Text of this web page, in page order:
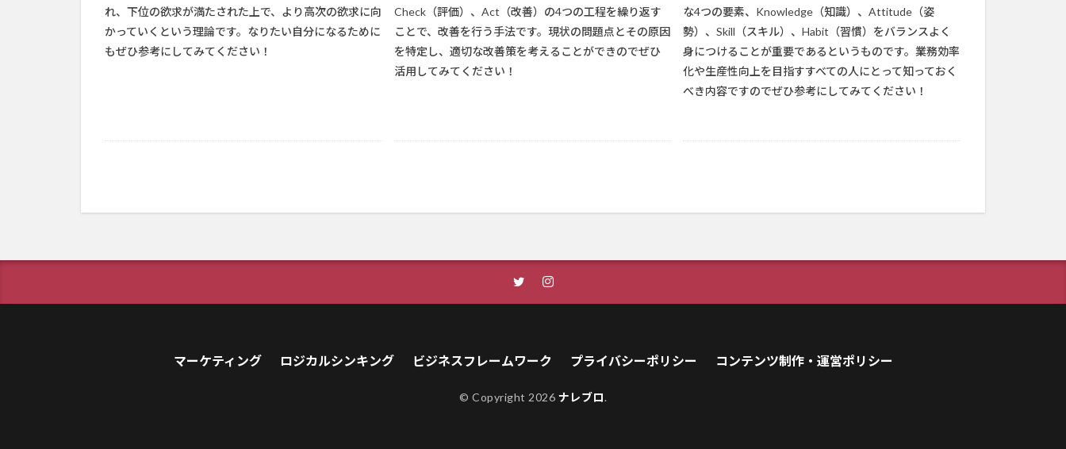
れ、下位の欲求が満たされた上で、より高次の欲求に向
かっていくという理論です。なりたい自分になるために
もぜひ参考にしてみてください！
Check（評価）、Act（改善）の4つの工程を繰り返す
ことで、改善を行う手法です。現状の問題点とその原因
を特定し、適切な改善策を考えることができのでぜひ
活用してみてください！
な4つの要素、Knowledge（知識）、Attitude（姿
勢）、Skill（スキル）、Habit（習慣）をバランスよく
身につけることが重要であるというものです。業務効率
化や生産性向上を目指すすべての人にとって知っておく
べき内容ですのでぜひ参考にしてみてください！
マーケティング ロジカルシンキング ビジネスフレームワーク プライバシーポリシー コンテンツ制作・運営ポリシー
© Copyright 2026 ナレブロ.